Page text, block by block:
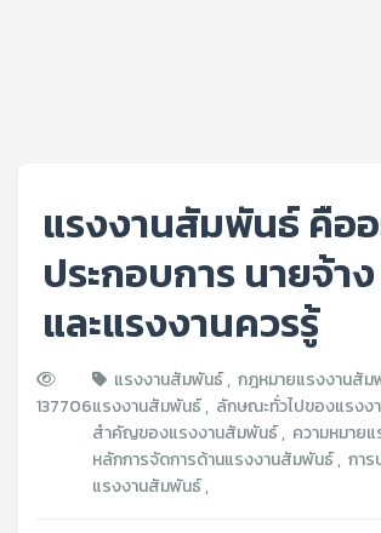
แรงงานสัมพันธ์ คืออ
ประกอบการ นายจ้า
และแรงงานควรรู้
137706
แรงงานสัมพันธ์, กฎหมายแรงงานสั
แรงงานสัมพันธ์, ลักษณะทั่วไปของแรง
สําคัญของแรงงานสัมพันธ์, ความหมาย
หลักการจัดการด้านแรงงานสัมพันธ์, การ
แรงงานสัมพันธ์,